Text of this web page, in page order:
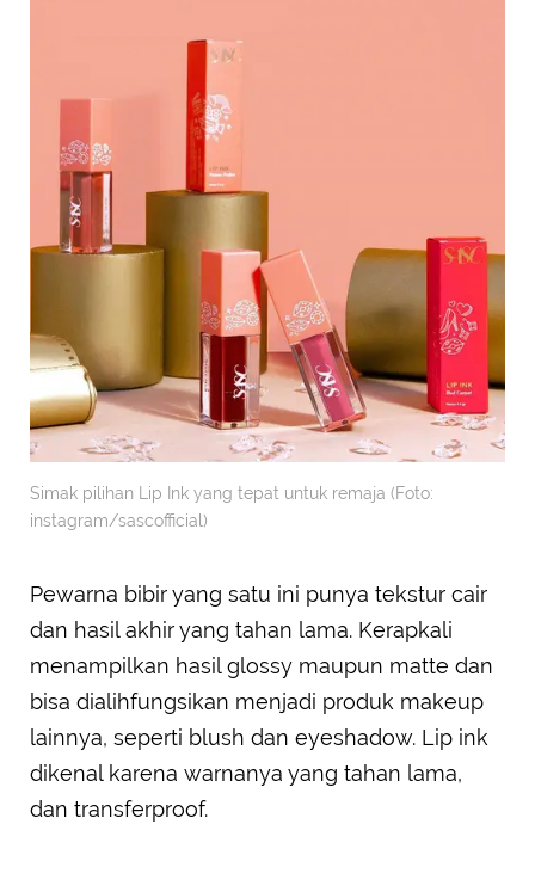
Simak pilihan Lip Ink yang tepat untuk remaja (Foto:
instagram/sascofficial)
Pewarna bibir yang satu ini punya tekstur cair
dan hasil akhir yang tahan lama. Kerapkali
menampilkan hasil glossy maupun matte dan
bisa dialihfungsikan menjadi produk makeup
lainnya, seperti blush dan eyeshadow. Lip ink
dikenal karena warnanya yang tahan lama,
dan transferproof.